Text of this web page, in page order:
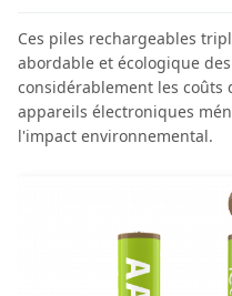
Ces piles rechargeables
abordable et écologique
considérablement les
appareils électroniques
l'impact environnemental.